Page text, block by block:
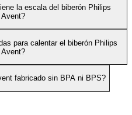
la escala del biberón Philips
Avent?
para calentar el biberón Philips
Avent?
fabricado sin BPA ni BPS?